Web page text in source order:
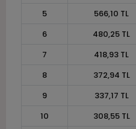
5
566,10 TL
6
480,25 TL
7
418,93 TL
8
372,94 TL
9
337,17 TL
10
308,55 TL